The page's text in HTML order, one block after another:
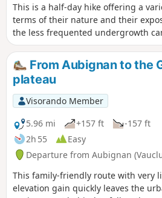
This is a half-day hike offering a
terms of their nature and their
the less frequented undergrowth
encounters (eagles, wild boars, etc.).
From Aubignan to the
plateau
Visorando Member
5.96 mi
+157 ft
-157 ft
2h 55
Easy
Departure from Aubignan
This family-friendly route with very
elevation gain quickly leaves the